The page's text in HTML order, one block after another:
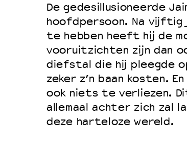
Privacyverklaring
Integriteits- en
Duurzaamheid
Culturele boycot Israël
Ruimte voor artistieke
De gedesillusioneerde
hoofdpersoon. Na
te hebben heeft hij de
vooruitzichten zijn dan
diefstal die hij pleegde
zeker z’n baan kosten.
ook niets te verliezen.
allemaal achter zich zal
deze harteloze wereld.